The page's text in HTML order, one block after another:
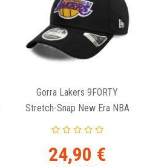
Gorra Lakers 9FORTY
Stretch-Snap New Era NBA
Black
24,90 €